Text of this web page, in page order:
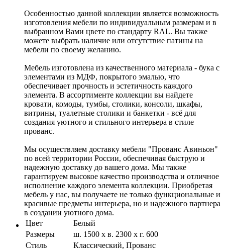
Особенностью данной коллекции является возможность
изготовления мебели по индивидуальным размерам и в
выбранном Вами цвете по стандарту RAL. Вы также
можете выбрать наличие или отсутствие патины на
мебели по своему желанию.
Мебель изготовлена из качественного материала - бука с
элементами из МДФ, покрытого эмалью, что
обеспечивает прочность и эстетичность каждого
элемента. В ассортименте коллекции вы найдете
кровати, комоды, тумбы, столики, консоли, шкафы,
витрины, туалетные столики и банкетки - всё для
создания уютного и стильного интерьера в стиле
прованс.
Мы осуществляем доставку мебели "Прованс Авиньон"
по всей территории России, обеспечивая быструю и
надежную доставку до вашего дома. Мы также
гарантируем высокое качество производства и отличное
исполнение каждого элемента коллекции. Приобретая
мебель у нас, вы получаете не только функциональные и
красивые предметы интерьера, но и надежного партнера
в создании уютного дома.
Цвет
Белый
Размеры
ш. 1500 х в. 2300 х г. 600
Стиль
Классический, Прованс